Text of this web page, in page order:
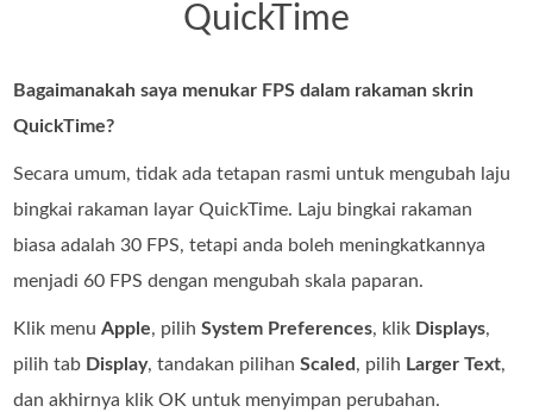
QuickTime
Bagaimanakah saya menukar FPS dalam rakaman skrin
QuickTime?
Secara umum, tidak ada tetapan rasmi untuk mengubah laju
bingkai rakaman layar QuickTime. Laju bingkai rakaman
biasa adalah 30 FPS, tetapi anda boleh meningkatkannya
menjadi 60 FPS dengan mengubah skala paparan.
Klik menuApple, pilihSystem Preferences, klik Displays,
pilih tab Display, tandakan pilihanScaled , pilih Larger Text,
dan akhirnya klik OK untuk menyimpan perubahan.